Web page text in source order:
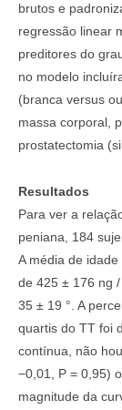
brutos e
regressão linear
preditores do
no modelo
(branca versus
massa corporal,
prostatectomia
Resultados
Para ver a
peniana, 184
A média de
de 425 ± 176 ng
35 ± 19 °. A
quartis do TT foi
contínua, não
−0,01, P = 0,95)
magnitude da